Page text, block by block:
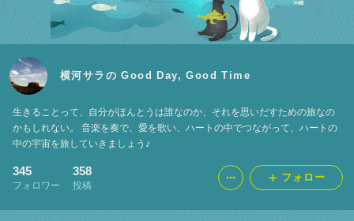
横河サラの Good Day, Good Time
生きることって、自分がほんとうは誰なのか、それを思いだすための旅なの
かもしれない。 音楽を奏で、愛を歌い、ハートの中でつながって、ハートの
中の宇宙を旅していきましょう♪
345
フォロワー
358
投稿
フォロー